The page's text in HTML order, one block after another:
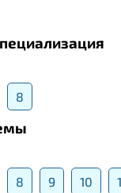
8
8 9 10